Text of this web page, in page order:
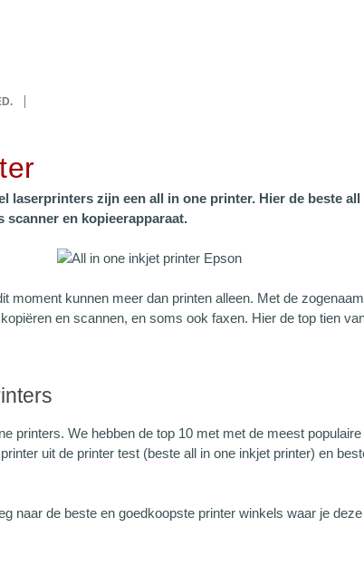
laserprinters zijn een all in one printer. Hier de beste
scanner en kopieerapparaat.
moment kunnen meer dan printen alleen. Met de
en scannen, en soms ook faxen. Hier de top tien
printers. We hebben de top 10 met met de meest
uit de printer test (beste all in one inkjet printer) en
naar de beste en goedkoopste printer winkels waar je